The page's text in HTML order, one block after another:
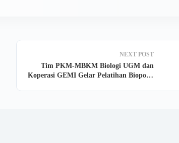
NEXT POST
Tim PKM-MBKM Biologi UGM dan
Koperasi GEMI Gelar Pelatihan Biopori: